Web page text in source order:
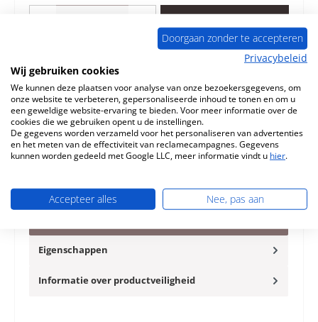
Vraag over het product
Origineel Achterste muur steen midden B voor de
Houtkachel Romotop Stromboli Er zijn verschillende
Eigenschappen
Informatie over productveiligheid
Doorgaan zonder te accepteren
Privacybeleid
Wij gebruiken cookies
We kunnen deze plaatsen voor analyse van onze bezoekersgegevens, om
onze website te verbeteren, gepersonaliseerde inhoud te tonen en om u
een geweldige website-ervaring te bieden. Voor meer informatie over de
cookies die we gebruiken opent u de instellingen.
De gegevens worden verzameld voor het personaliseren van advertenties
en het meten van de effectiviteit van reclamecampagnes. Gegevens
kunnen worden gedeeld met Google LLC, meer informatie vindt u hier.
Accepteer alles Nee, pas aan